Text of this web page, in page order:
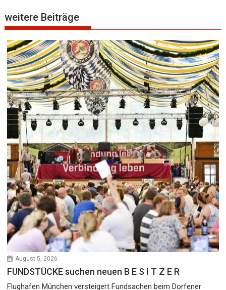
weitere Beiträge
August 5, 2026
FUNDSTÜCKE suchen neuen B E S I T Z E R
Flughafen München versteigert Fundsachen beim Dorfener